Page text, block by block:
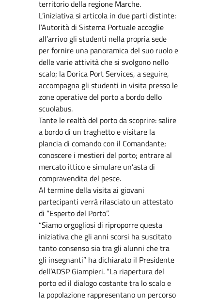
territorio della regione Marche.
L’iniziativa si articola in due parti distinte:
l’Autorità di Sistema Portuale accoglie
all’arrivo gli studenti nella propria sede
per fornire una panoramica del suo ruolo e
delle varie attività che si svolgono nello
scalo; la Dorica Port Services, a seguire,
accompagna gli studenti in visita presso le
zone operative del porto a bordo dello
scuolabus.
Tante le realtà del porto da scoprire: salire
a bordo di un traghetto e visitare la
plancia di comando con il Comandante;
conoscere i mestieri del porto; entrare al
mercato ittico e simulare un’asta di
compravendita del pesce.
Al termine della visita ai giovani
partecipanti verrà rilasciato un attestato
di “Esperto del Porto”.
“Siamo orgogliosi di riproporre questa
iniziativa che gli anni scorsi ha suscitato
tanto consenso sia tra gli alunni che tra
gli insegnanti” ha dichiarato il Presidente
dell’ADSP Giampieri. “La riapertura del
porto ed il dialogo costante tra lo scalo e
la popolazione rappresentano un percorso